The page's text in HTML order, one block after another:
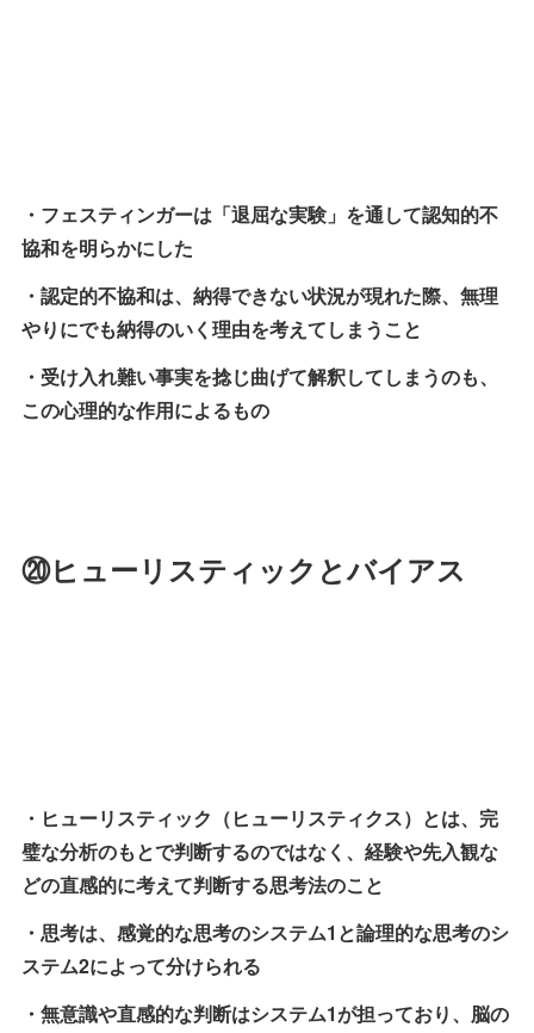
・フェスティンガーは「退屈な実験」を通して認知的不
協和を明らかにした
・認定的不協和は、納得できない状況が現れた際、無理
やりにでも納得のいく理由を考えてしまうこと
・受け入れ難い事実を捻じ曲げて解釈してしまうのも、
この心理的な作用によるもの
⑳ヒューリスティックとバイアス
・ヒューリスティック（ヒューリスティクス）とは、完
璧な分析のもとで判断するのではなく、経験や先入観な
どの直感的に考えて判断する思考法のこと
・思考は、感覚的な思考のシステム1と論理的な思考のシ
ステム2によって分けられる
・無意識や直感的な判断はシステム1が担っており、脳の